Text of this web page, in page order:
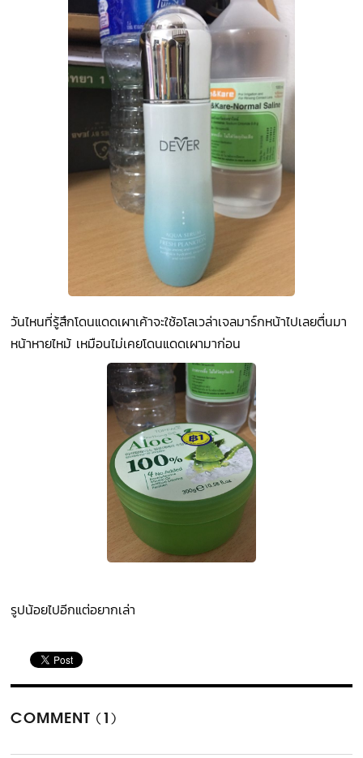
วันไหนที่รู้สึกโดนแดดเผาเค้าจะใช้อโลเวล่าเจลมาร์กหน้าไปเลยตื่นมา
หน้าหายไหม้ เหมือนไม่เคยโดนแดดเผามาก่อน
รูปน้อยไปอีกแต่อยากเล่า
COMMENT (1)